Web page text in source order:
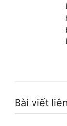
Bài viết